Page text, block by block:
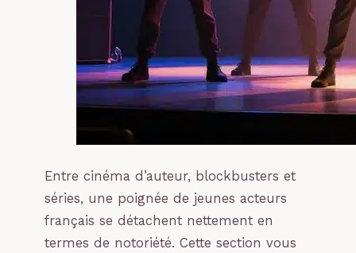
Entre cinéma d’auteur, blockbusters et
séries, une poignée de jeunes acteurs
français se détachent nettement en
termes de notoriété. Cette section vous